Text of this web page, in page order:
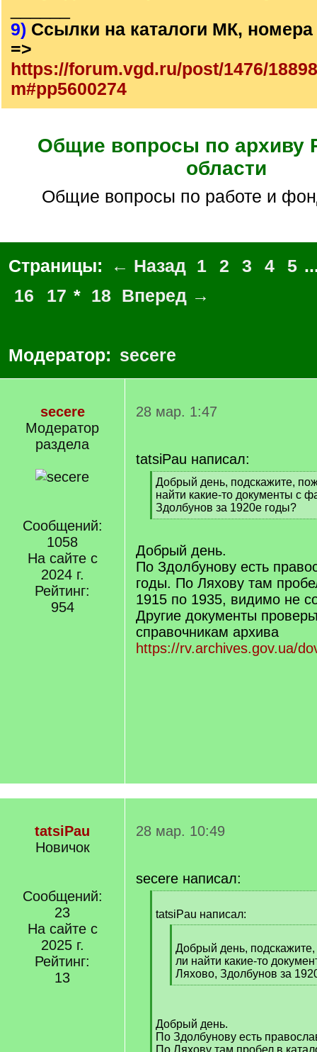
9) Ссылки на каталоги МК, номера
=>
https://forum.vgd.ru/post/1476/
m#pp5600274
Общие вопросы по архиву
области
Общие вопросы по работе и
Страницы: ← Назад 1 2 3 4 5
16
17 * 18 Вперед →
Модератор: secere
secere
Модератор
раздела
Сообщений:
1058
На сайте с
2024 г.
Рейтинг:
954
28 мар. 1:47
tatsiPau написал:
[
q
]
Добрый день, подскажите,
найти какие-то документы с
Здолбунов за 1920е годы?
[
q
]
Добрый день.
По Здолбунову есть
годы. По Ляхову там
1915 по 1935, видимо не
Другие документы
справочникам архива
https://rv.archives.gov.ua/
tatsiPau
Новичок
Сообщений:
23
На сайте с
2025 г.
Рейтинг:
13
28 мар. 10:49
secere написал:
q
tatsiPau написал:
q
]
Добрый день,
ли найти какие-то
Ляхово, Здолбунов за
[
]
Добрый день.
По Здолбунову есть
По Ляхову там пробел в